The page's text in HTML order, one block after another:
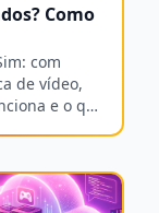
Como
com
de vídeo,
e o que